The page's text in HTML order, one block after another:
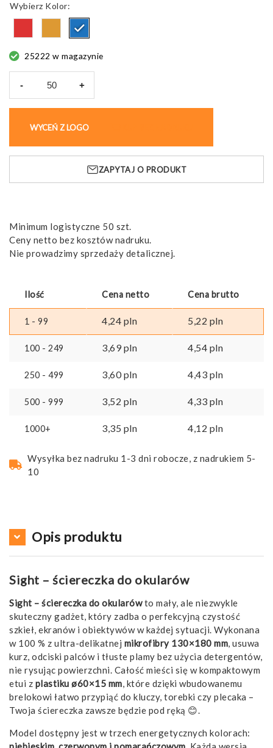
Kolor
25222 w magazynie
-
okularów
Sight,
z
+
WYCEŃ Z LOGO
ZAPYTAJ O PRODUKT
Minimum logistyczne 50 szt.
Ceny netto bez kosztów nadruku.
Nie prowadzimy sprzedaży detalicznej.
Ilość Cena netto Cena brutto
1 - 99 4,24 pln 5,22 pln
100 - 249 3,69pln 4,54 pln
250 - 499 3,60pln 4,43 pln
500 - 999 3,52 pln 4,33 pln
1000+ 3,35 pln 4,12 pln
Wysyłka bez nadruku 1-3 dni robocze, z nadrukiem 5-
10
Opis produktu
Sight – ściereczka do okularów
Sight – ściereczka do okularówto mały, ale niezwykle
skuteczny gadżet, który zadba o perfekcyjną czystość
szkieł, ekranów i obiektywów w każdej sytuacji. Wykonana
w 100 % z ultra-delikatnej mikrofibry 130×180 mm, usuwa
kurz, odciski palców i tłuste plamy bez użycia detergentów,
nie rysując powierzchni. Całość mieści się w kompaktowym
etui z plastiku ø60×15 mm, które dzięki wbudowanemu
brelokowi łatwo przypiąć do kluczy, torebki czy plecaka –
Twoja ściereczka zawsze będzie pod ręką 😊.
Model dostępny jest w trzech energetycznych kolorach: